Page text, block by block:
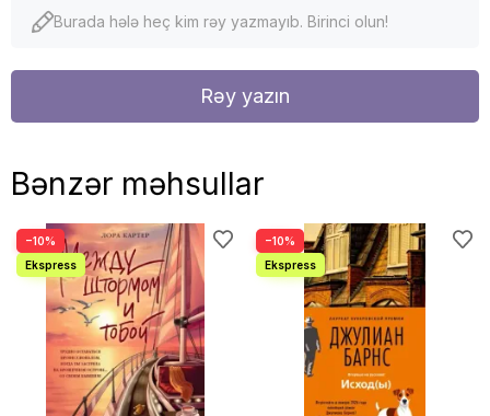
Burada hələ heç kim rəy yazmayıb. Birinci olun!
Rəy yazın
Bənzər məhsullar
−10% −10%